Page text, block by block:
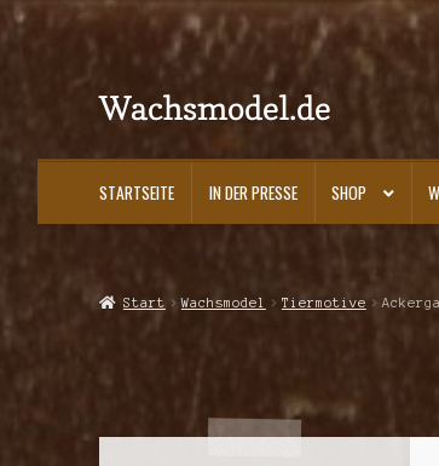
Zur
Navigation
Zum
Inhalt
Wachsmodel.de
STARTSEITE IN DER PRESSE SHOP
Start Wachsmodel Tiermotive